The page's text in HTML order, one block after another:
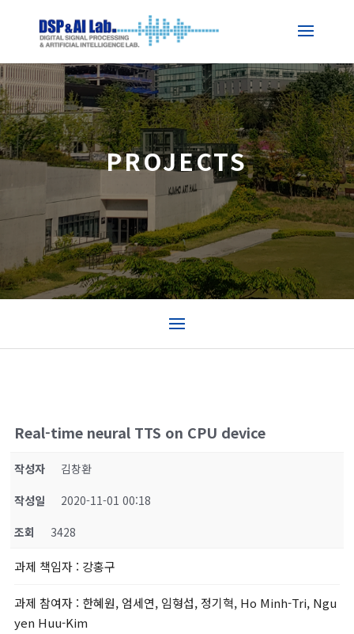
PROJECTS
Real-time neural TTS on CPU device
작성자
김창환
작성일
2020-11-01 00:18
조회
3428
과제 책임자 : 강홍구
과제 참여자 : 한혜원, 엄세연, 임형섭, 정기혁, Ho Minh-Tri, Ngu
yen Huu-Kim